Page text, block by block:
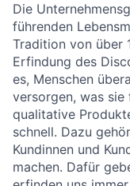
Die
führenden
Tradition von über
Erfindung des
es, Menschen
versorgen, was sie
qualitative
schnell. Dazu
Kundinnen und
machen. Dafür